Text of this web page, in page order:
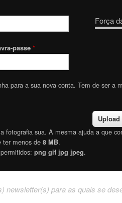
Força
passe *
para a sua nova conta. Tem de ser a
fotografia sua. A mesma ajuda a que
ter menos de 8 MB.
png gif jpg jpeg.
newsletter(s) para as quais se